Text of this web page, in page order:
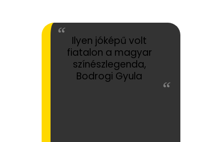
Ilyen jóképű volt
fiatalon a magyar
színészlegenda,
Bodrogi Gyula